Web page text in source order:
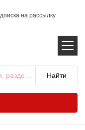
на рассылку